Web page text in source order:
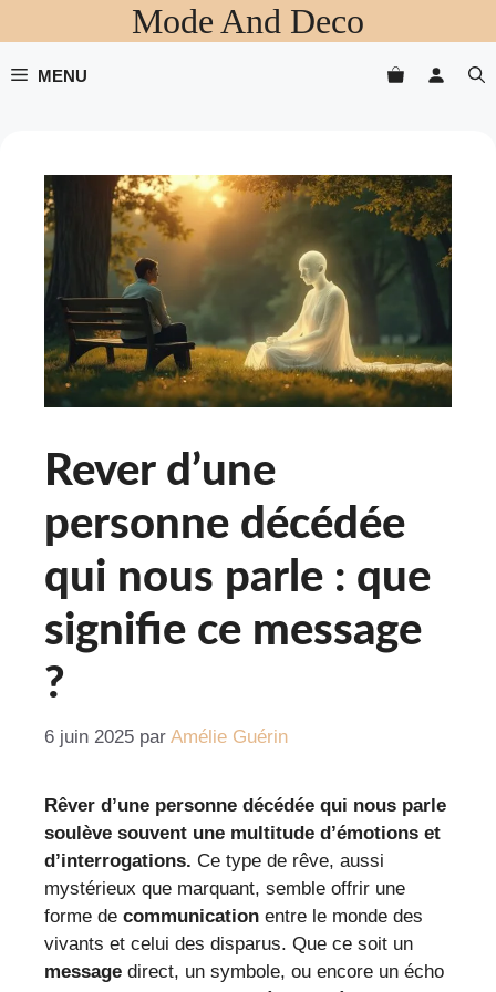
au
contenu
Mode And Deco
MENU
Rever d’une
personne décédée
qui nous parle : que
signifie ce message
?
6 juin 2025 par Amélie Guérin
Rêver d’une personne décédée qui nous parle
soulève souvent une multitude d’émotions et
d’interrogations. Ce type de rêve, aussi
mystérieux que marquant, semble offrir une
forme de communication entre le monde des
vivants et celui des disparus. Que ce soit un
message direct, un symbole, ou encore un écho